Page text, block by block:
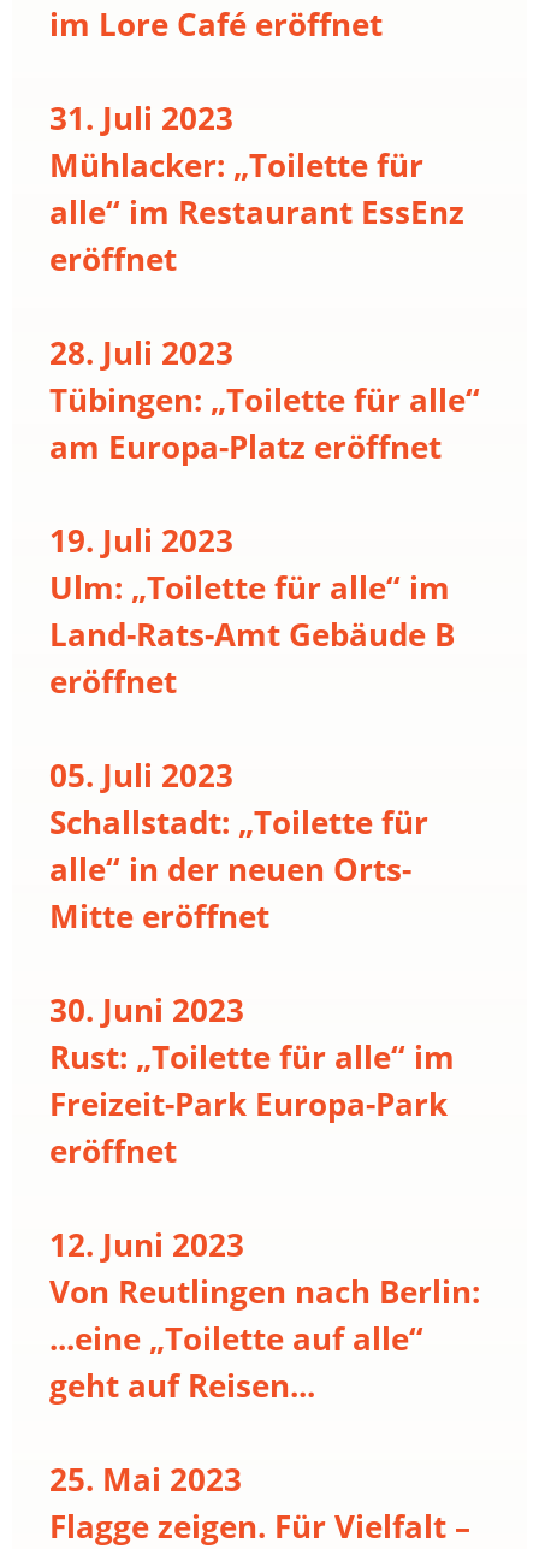
im Lore Café eröffnet
31. Juli 2023
Mühlacker: „Toilette für
alle“ im Restaurant EssEnz
eröffnet
28. Juli 2023
Tübingen: „Toilette für alle“
am Europa-Platz eröffnet
19. Juli 2023
Ulm: „Toilette für alle“ im
Land-Rats-Amt Gebäude B
eröffnet
05. Juli 2023
Schallstadt: „Toilette für
alle“ in der neuen Orts-
Mitte eröffnet
30. Juni 2023
Rust: „Toilette für alle“ im
Freizeit-Park Europa-Park
eröffnet
12. Juni 2023
Von Reutlingen nach Berlin:
...eine „Toilette auf alle“
geht auf Reisen...
25. Mai 2023
Flagge zeigen. Für Vielfalt –